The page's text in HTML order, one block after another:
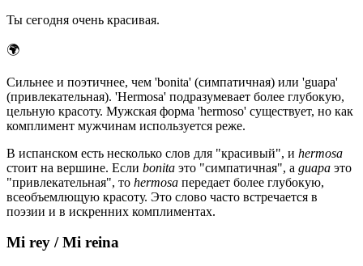
Ты сегодня очень красивая.
🌍
Сильнее и поэтичнее, чем 'bonita' (симпатичная) или 'guapa'
(привлекательная). 'Hermosa' подразумевает более глубокую,
цельную красоту. Мужская форма 'hermoso' существует, но как
комплимент мужчинам используется реже.
В испанском есть несколько слов для "красивый", и hermosa
стоит на вершине. Если bonita это "симпатичная", а guapa это
"привлекательная", то hermosa передает более глубокую,
всеобъемлющую красоту. Это слово часто встречается в
поэзии и в искренних комплиментах.
Mi rey / Mi reina